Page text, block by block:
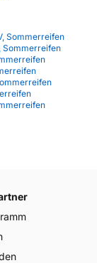
Sommerreifen
Sommerreifen